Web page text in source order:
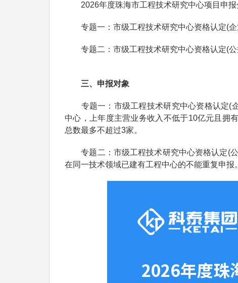
2026年度珠海市工程技术研究中心项目申报
专题一：市级工程技术研究中心资格认定(企
专题二：市级工程技术研究中心资格认定(公
三、申报对象
专题一：市级工程技术研究中心资格认定(
中心，上年度主营业务收入不低于10亿元且拥
总数最多不超过3家。
专题二：市级工程技术研究中心资格认定(公
在同一技术领域已建有工程中心的不能重复申报。